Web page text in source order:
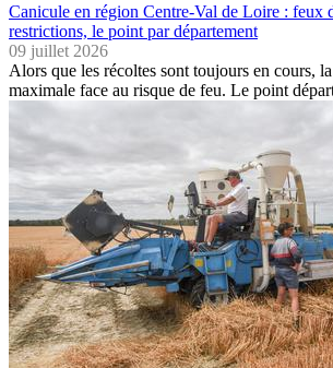
Canicule en région Centre-Val de Loire : feux
restrictions, le point par département
09 juillet 2026
Alors que les récoltes sont toujours en cours,
maximale face au risque de feu. Le point